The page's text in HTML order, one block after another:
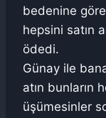
bedenine
hepsini satın
ödedi.
Günay ile
atın bunların
üşümesinler